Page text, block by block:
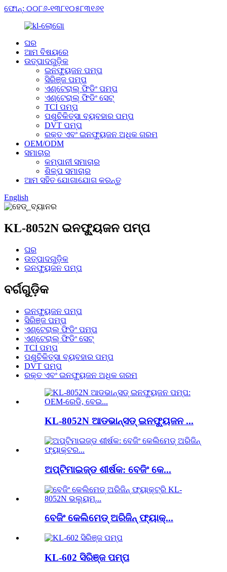
ଫୋନ୍: ୦୦୮୬-୧୩୮୧୦୫୮୩୧୬୧
ଘର
ଆମ ବିଷୟରେ
ଉତ୍ପାଦଗୁଡ଼ିକ
ଇନଫ୍ୟୁଜନ ପମ୍ପ
ସିରିଞ୍ଜ ପମ୍ପ
ଏଣ୍ଟେରାଲ୍ ଫିଡିଂ ପମ୍ପ
ଏଣ୍ଟେରାଲ୍ ଫିଡିଂ ସେଟ୍
TCI ପମ୍ପ
ପଶୁଚିକିତ୍ସା ବ୍ୟବହାର ପମ୍ପ
DVT ପମ୍ପ
ରକ୍ତ ଏବଂ ଇନଫ୍ୟୁଜନ ଅଧିକ ଗରମ
OEM/ODM
ସମାଚାର
କମ୍ପାନୀ ସମାଚାର
ଶିଳ୍ପ ସମାଚାର
ଆମ ସହିତ ଯୋଗାଯୋଗ କରନ୍ତୁ
English
KL-8052N ଇନଫ୍ୟୁଜନ ପମ୍ପ
ଘର
ଉତ୍ପାଦଗୁଡ଼ିକ
ଇନଫ୍ୟୁଜନ ପମ୍ପ
ବର୍ଗଗୁଡ଼ିକ
ଇନଫ୍ୟୁଜନ ପମ୍ପ
ସିରିଞ୍ଜ ପମ୍ପ
ଏଣ୍ଟେରାଲ୍ ଫିଡିଂ ପମ୍ପ
ଏଣ୍ଟେରାଲ୍ ଫିଡିଂ ସେଟ୍
TCI ପମ୍ପ
ପଶୁଚିକିତ୍ସା ବ୍ୟବହାର ପମ୍ପ
DVT ପମ୍ପ
ରକ୍ତ ଏବଂ ଇନଫ୍ୟୁଜନ ଅଧିକ ଗରମ
KL-8052N ଆଡଭାନ୍ସଡ୍ ଇନଫ୍ୟୁଜନ ...
ଅପ୍ଟିମାଇଜ୍ଡ ଶୀର୍ଷକ: ବେଜିଂ କେ...
ବେଜିଂ କେଲିମେଡ୍ ଅରିଜିନ୍ ଫ୍ୟାକ୍...
KL-602 ସିରିଞ୍ଜ ପମ୍ପ